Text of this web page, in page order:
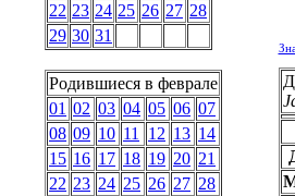
22 23 24 25 26 27 28
29 30 31
Родившиеся в феврале
01 02 03 04 05 06 07
08 09 10 11 12 13 14
15 16 17 18 19 20 21
22 23 24 25 26 27 28